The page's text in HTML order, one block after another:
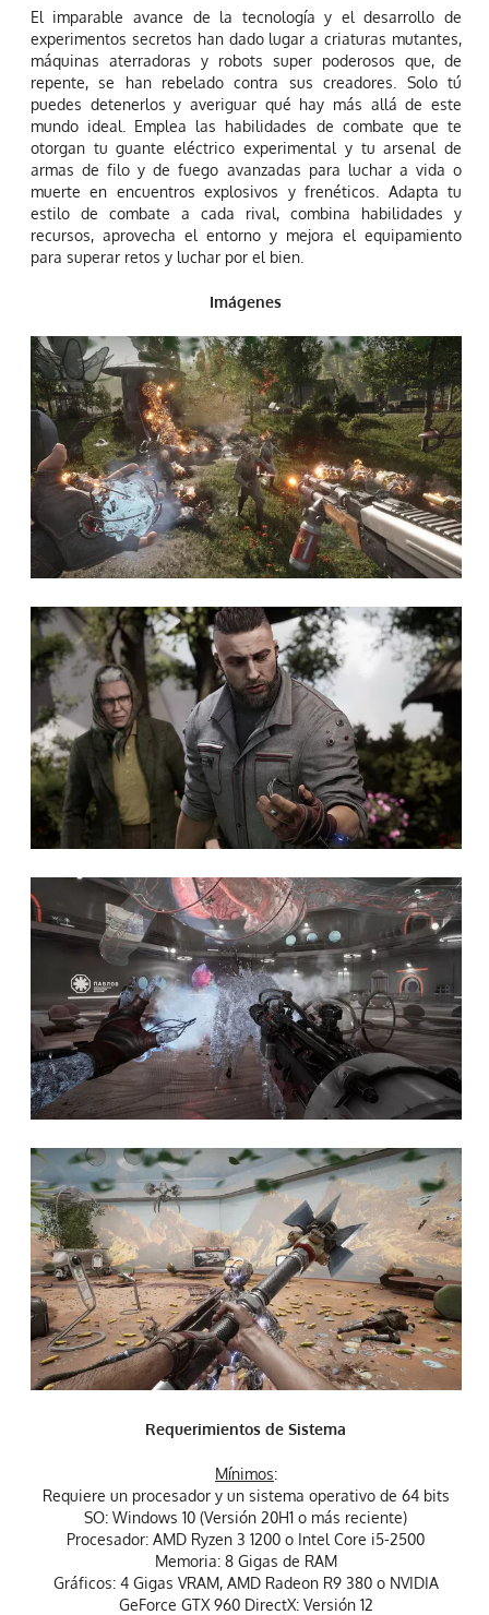
El imparable avance de la tecnología y el desarrollo de
experimentos secretos han dado lugar a criaturas mutantes,
máquinas aterradoras y robots super poderosos que, de
repente, se han rebelado contra sus creadores. Solo tú
puedes detenerlos y averiguar qué hay más allá de este
mundo ideal. Emplea las habilidades de combate que te
otorgan tu guante eléctrico experimental y tu arsenal de
armas de filo y de fuego avanzadas para luchar a vida o
muerte en encuentros explosivos y frenéticos. Adapta tu
estilo de combate a cada rival, combina habilidades y
recursos, aprovecha el entorno y mejora el equipamiento
para superar retos y luchar por el bien.
Imágenes
Requerimientos de Sistema
Mínimos:
Requiere un procesador y un sistema operativo de 64 bits
SO: Windows 10 (Versión 20H1 o más reciente)
Procesador: AMD Ryzen 3 1200 o Intel Core i5-2500
Memoria: 8 Gigas de RAM
Gráficos: 4 Gigas VRAM, AMD Radeon R9 380 o NVIDIA
GeForce GTX 960 DirectX: Versión 12